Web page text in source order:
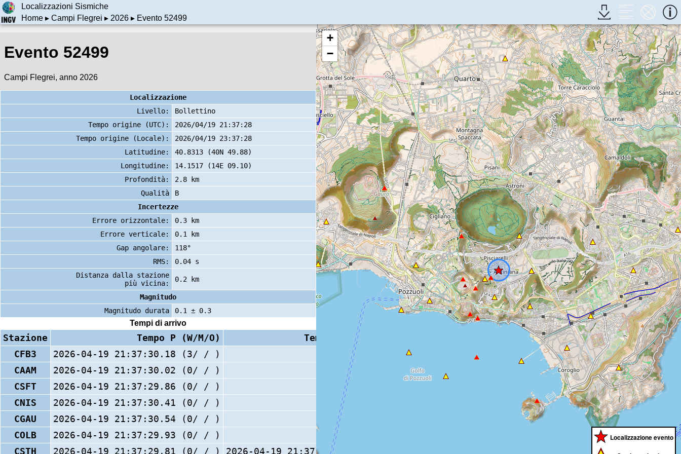
Localizzazioni Sismiche
Home▸ Campi Flegrei ▸ 2026▸ Evento 52499
Evento 52499
Campi Flegrei, anno 2026
Localizzazione
Livello:
Bollettino
Tempo origine (UTC):
2026/04/19 21:37:28
Tempo origine (Locale):
2026/04/19 23:37:28
Latitudine:
40.8313 (40N 49.88)
Longitudine:
14.1517 (14E 09.10)
Profondità:
2.8 km
Qualità
B
Incertezze
Errore orizzontale:
0.3 km
Errore verticale:
0.1 km
Gap angolare:
118°
RMS:
0.04 s
Distanza dalla stazione
più vicina:
0.2 km
Magnitudo
Magnitudo durata
0.1 ± 0.3
Tempi di arrivo
Stazione Tempo P (W/M/O) Tempo S (W/M/O)
CFB3
2026-04-19 21:37:30.18 (3/ / )
CAAM
2026-04-19 21:37:30.02 (0/ / )
CSFT
2026-04-19 21:37:29.86 (0/ / )
CNIS
2026-04-19 21:37:30.41 (0/ / )
CGAU
2026-04-19 21:37:30.54 (0/ / )
COLB
2026-04-19 21:37:29.93 (0/ / )
CSTH
2026-04-19 21:37:29.81 (0/ / ) 2026-04-19 21:37:30.7 (0/ / )
+
−
Localizzazione evento